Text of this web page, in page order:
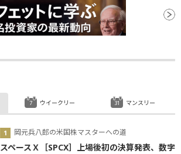
岡元兵八郎の米国株マスターへの道
スペースＸ［SPCX］上場後初の決算発表、数字
ウイークリー マンスリー